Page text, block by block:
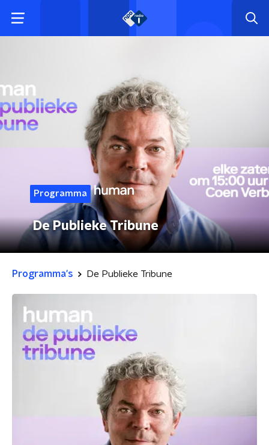
Programma
De Publieke Tribune
Programma's De Publieke Tribune